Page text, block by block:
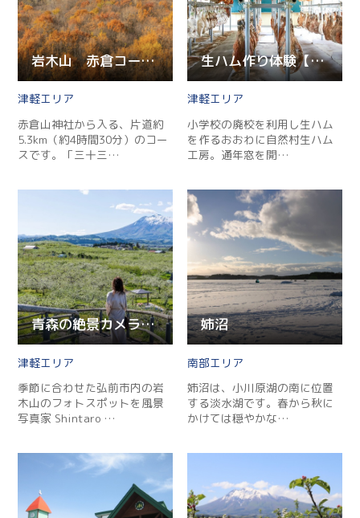
岩木山 赤倉コース登山道
津軽
赤倉山神社から入る、片道約
5.3km（約4時間30分）のコー
スです。「三十三…
生ハム作り体験【生ハム塾】
津軽
小学校の廃校を利用し生ハム
を作るおおわに自然村生ハム
工房。通年窓を開…
青森の絶景カメラマンと行く岩木山フォトスポットツアー
津軽
季節に合わせた弘前市内の岩
木山のフォトスポットを風景
写真家 Shintaro …
姉沼
南部
姉沼は、小川原湖の南に位置
する淡水湖です。春から秋に
かけては穏やかな…